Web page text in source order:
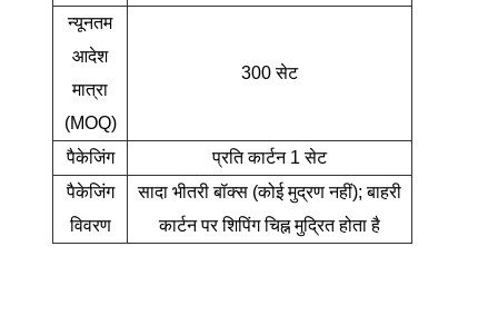
न्यूनतम
आदेश
मात्रा
(MOQ)
300 सेट
पैकेजिंग
प्रति कार्टन 1 सेट
पैकेजिंग
विवरण
सादा भीतरी बॉक्स (कोई मुद्रण नहीं); बाहरी
कार्टन पर शिपिंग चिह्न मुद्रित होता है